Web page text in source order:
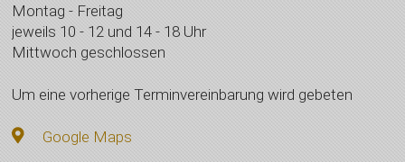
Montag - Freitag
jeweils 10 - 12 und 14 - 18 Uhr
Mittwoch geschlossen
Um eine vorherige Terminvereinbarung wird gebeten
Google Maps